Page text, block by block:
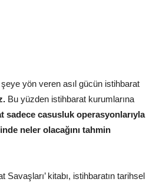
yön veren asıl gücün istihbarat
Bu yüzden istihbarat kurumlarına
sadece casusluk operasyonlarıyla
neler olacağını tahmin
Savaşları’ kitabı, istihbaratın tarihsel